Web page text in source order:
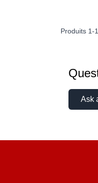
Produits 1-
Ask